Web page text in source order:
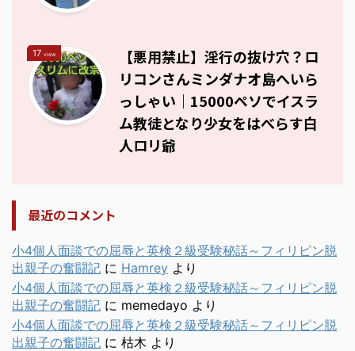
17 view
【悪用禁止】淫行の抜け穴？ロ
リコンさんミンダナオ島へいら
っしゃい｜15000ペソでイスラ
ム教徒となり少女をはべらす白
人ロリ爺
最近のコメント
小4個人面談での屈辱と英検２級受験秘話～フィリピン脱
出親子の奮闘記 に Hamrey より
小4個人面談での屈辱と英検２級受験秘話～フィリピン脱
出親子の奮闘記 に memedayo より
小4個人面談での屈辱と英検２級受験秘話～フィリピン脱
出親子の奮闘記 に 枯木 より